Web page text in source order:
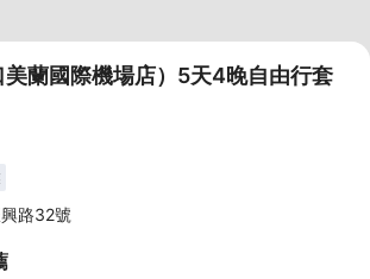
蘭國際機場店）5天4晚自由行套
路32號